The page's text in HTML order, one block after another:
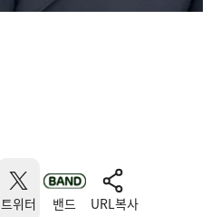
트위터 밴드 URL복사